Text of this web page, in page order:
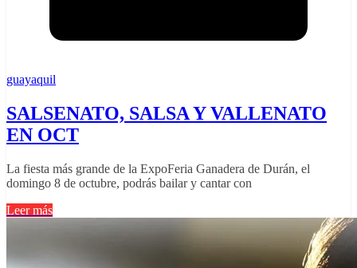
guayaquil
SALSENATO, SALSA Y VALLENATO
EN OCT
La fiesta más grande de la ExpoFeria Ganadera de Durán, el
domingo 8 de octubre, podrás bailar y cantar con
Leer más